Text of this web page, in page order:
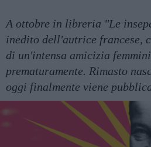
A ottobre in libreria "Le
inedito dell'autrice francese,
di un'intensa amicizia
prematuramente. Rimasto
oggi finalmente viene